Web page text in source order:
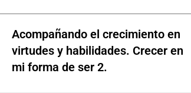
Acompañando el crecimiento en
virtudes y habilidades. Crecer en
mi forma de ser 2.